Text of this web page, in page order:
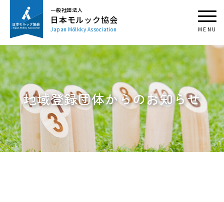
一般社団法人
日本モルック協会
Japan Mölkky Association
地域登録団体からのお知らせ